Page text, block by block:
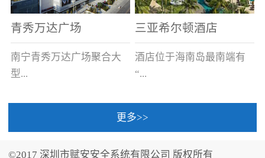
青秀万达广场
南宁青秀万达广场聚合大
型...
三亚希尔顿酒店
酒店位于海南岛最南端有
“...
中国的海岛天堂”之美称的
更多>>
©2017 深圳市赋安安全系统有限公司 版权所有